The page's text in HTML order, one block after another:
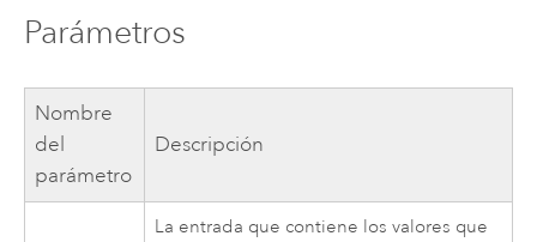
Parámetros
Nombre
del
parámetro
Descripción
La entrada que contiene los valores que